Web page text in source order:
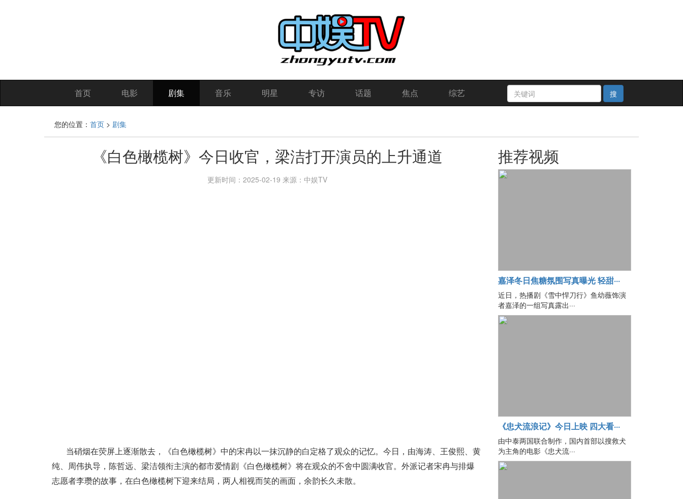
首页 电影 剧集 音乐 明星 专访 话题 焦点 综艺 搜
您的位置： 首页 > 剧集
《白色橄榄树》今日收官，梁洁打开演员的上升通道
更新时间：2025-02-19 来源：中娱TV
当硝烟在荧屏上逐渐散去，《白色橄榄树》中的宋冉以一抹沉静的白定格了观众的记忆。今日，由海涛、王俊熙、黄
纯、周伟执导，陈哲远、梁洁领衔主演的都市爱情剧《白色橄榄树》将在观众的不舍中圆满收官。外派记者宋冉与排爆
志愿者李瓒的故事，在白色橄榄树下迎来结局，两人相视而笑的画面，余韵长久未散。
推荐视频
嘉泽冬日焦糖氛围写真曝光 轻甜···
近日，热播剧《雪中悍刀行》鱼幼薇饰演
者嘉泽的一组写真露出···
《忠犬流浪记》今日上映 四大看···
由中泰两国联合制作，国内首部以搜救犬
为主角的电影《忠犬流···